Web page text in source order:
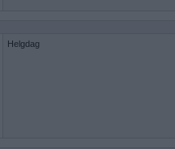
Helgdag